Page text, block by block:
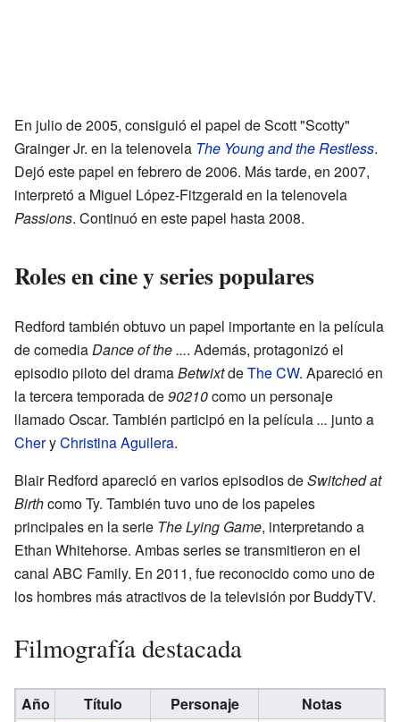
En julio de 2005, consiguió el papel de Scott "Scotty"
Grainger Jr. en la telenovela The Young and the Restless.
Dejó este papel en febrero de 2006. Más tarde, en 2007,
interpretó a Miguel López-Fitzgerald en la telenovela
Passions. Continuó en este papel hasta 2008.
Roles en cine y series populares
Redford también obtuvo un papel importante en la película
de comediaDance of the .... Además, protagonizó el
episodio piloto del dramaBetwixtdeThe CW. Apareció en
la tercera temporada de90210como un personaje
llamado Oscar. También participó en la película... junto a
CheryChristina Aguilera.
Blair Redford apareció en varios episodios deSwitched at
Birthcomo Ty. También tuvo uno de los papeles
principales en la serie The Lying Game, interpretando a
Ethan Whitehorse. Ambas series se transmitieron en el
canal ABC Family. En 2011, fue reconocido como uno de
los hombres más atractivos de la televisión por BuddyTV.
Filmografía destacada
Año Título Personaje
Notas